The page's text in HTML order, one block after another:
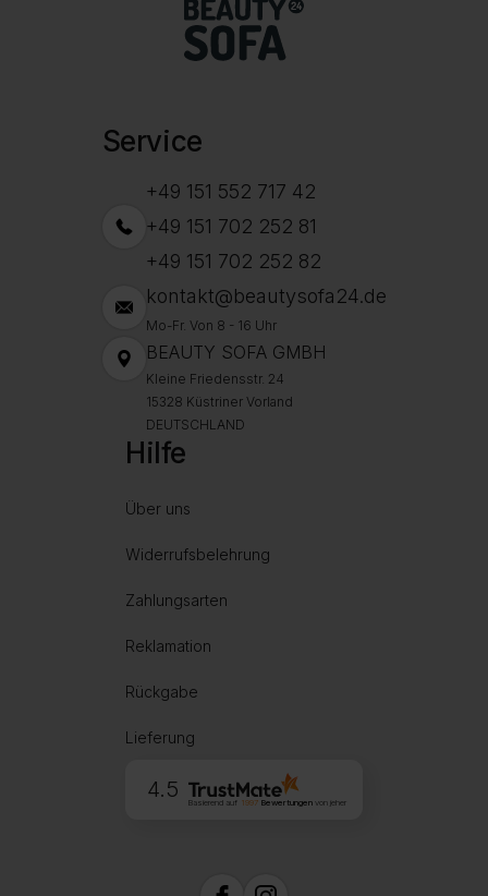
Service
+49 151 552 717 42
+49 151 702 252 81
+49 151 702 252 82
kontakt@beautysofa24.de
Mo-Fr. Von 8 - 16 Uhr
BEAUTY SOFA GMBH
Kleine Friedensstr. 24
15328 Küstriner Vorland
DEUTSCHLAND
Hilfe
Über uns
Widerrufsbelehrung
Zahlungsarten
Reklamation
Rückgabe
Lieferung
4.5
Basierend auf 1997Bewertungen von jeher